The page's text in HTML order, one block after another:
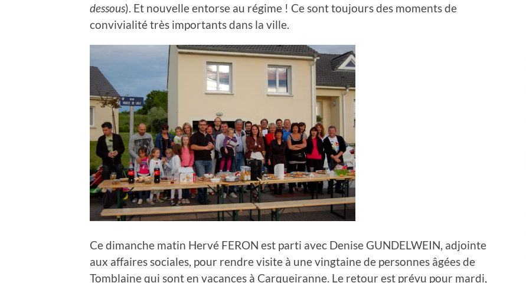
dessous). Et nouvelle entorse au régime ! Ce sont toujours des moments de
convivialité très importants dans la ville.
Ce dimanche matin Hervé FERON est parti avec Denise GUNDELWEIN, adjointe
aux affaires sociales, pour rendre visite à une vingtaine de personnes âgées de
Tomblaine qui sont en vacances à Carqueiranne. Le retour est prévu pour mardi,